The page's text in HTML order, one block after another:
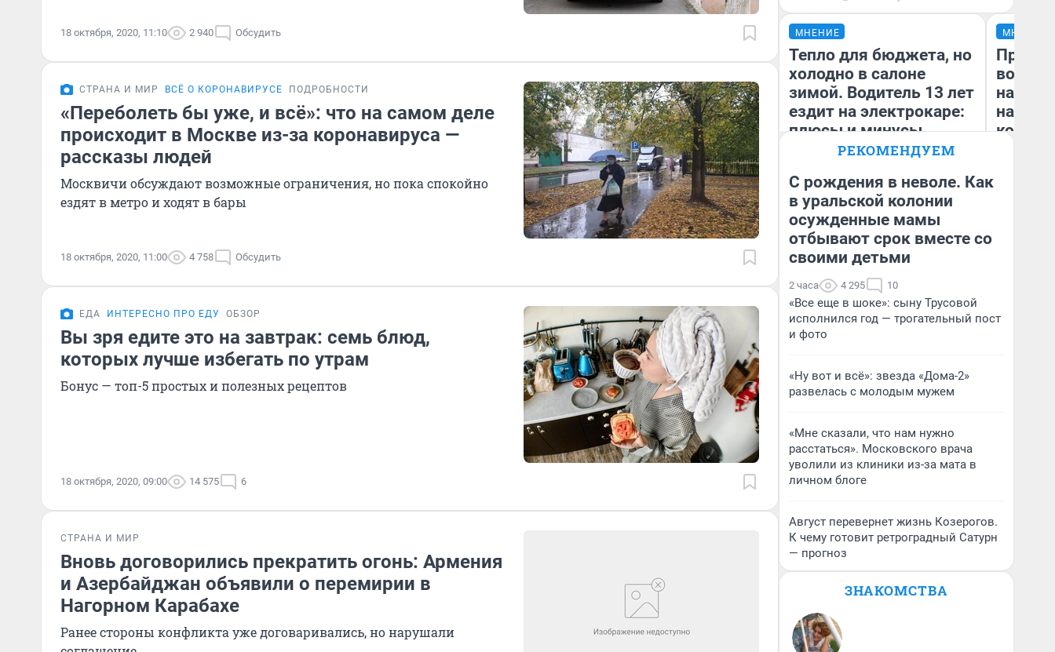
18 октября, 2020, 11:10 2 940 Обсудить
СТРАНА И МИР ВСЁ О КОРОНАВИРУСЕ ПОДРОБНОСТИ
«Переболеть бы уже, и всё»: что на самом деле
происходит в Москве из-за коронавируса —
рассказы людей
Москвичи обсуждают возможные ограничения, но пока спокойно
ездят в метро и ходят в бары
18 октября, 2020, 11:00 4 758 Обсудить
ЕДА ИНТЕРЕСНО ПРО ЕДУ ОБЗОР
Вы зря едите это на завтрак: семь блюд,
которых лучше избегать по утрам
Бонус — топ-5 простых и полезных рецептов
18 октября, 2020, 09:00 14 575 6
СТРАНА И МИР
Вновь договорились прекратить огонь: Армения
и Азербайджан объявили о перемирии в
Нагорном Карабахе
Ранее стороны конфликта уже договаривались, но нарушали
МНЕНИЕ
Тепло для бюджета, но
холодно в салоне
зимой. Водитель 13 лет
ездит на электрокаре:
плюсы и минусы
Денис Дедюхин
МНЕНИЕ
нам
РЕКОМЕНДУЕМ
С рождения в неволе. Как
в уральской колонии
осужденные мамы
отбывают срок вместе со
своими детьми
2 часа 4 295 10
«Все еще в шоке»: сыну Трусовой
исполнился год — трогательный пост
и фото
«Ну вот и всё»: звезда «Дома-2»
развелась с молодым мужем
«Мне сказали, что нам нужно
расстаться». Московского врача
уволили из клиники из-за мата в
личном блоге
Август перевернет жизнь Козерогов.
К чему готовит ретроградный Сатурн
— прогноз
ЗНАКОМСТВА